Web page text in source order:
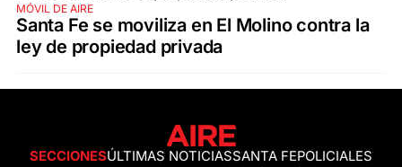
MÓVIL DE AIRE
Santa Fe se moviliza en El Molino contra la
ley de propiedad privada
SECCIONESÚLTIMAS NOTICIASSANTA FEPOLICIALES